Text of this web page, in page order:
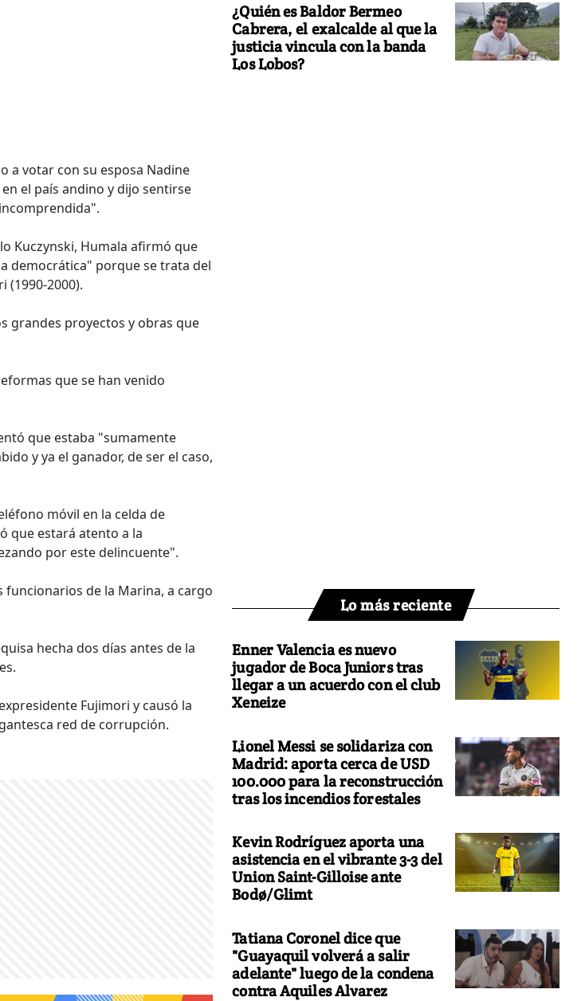
a votar con su esposa Nadine
el país andino y dijo sentirse
Kuczynski, Humala afirmó que
democrática" porque se trata del
2000).
grandes proyectos y obras que
que se han venido
que estaba "sumamente
y ya el ganador, de ser el caso,
móvil en la celda de
que estará atento a la
por este delincuente".
de la Marina, a cargo
hecha dos días antes de la
Fujimori y causó la
red de corrupción.
¿Quién es Baldor Bermeo
Cabrera, el exalcalde al que la
justicia vincula con la banda
Los Lobos?
Lo más reciente
Enner Valencia es nuevo
jugador de Boca Juniors tras
llegar a un acuerdo con el club
Xeneize
Lionel Messi se solidariza con
Madrid: aporta cerca de USD
100.000 para la reconstrucción
tras los incendios forestales
Kevin Rodríguez aporta una
asistencia en el vibrante 3-3 del
Union Saint-Gilloise ante
Bodø/Glimt
Tatiana Coronel dice que
"Guayaquil volverá a salir
adelante" luego de la condena
contra Aquiles Alvarez